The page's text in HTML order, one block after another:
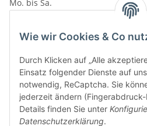
Wie wir Cookies & Co
Durch Klicken auf „Alle
Einsatz folgender Dienste auf
notwendig, ReCaptcha. Sie
jederzeit ändern
Details finden Sie unter
Datenschutzerklärung.
Mo. bis Sa.
VAPERZ Vellmar
Lange Wender 7
34246 Vellmar
Zu Google Maps
Tel.: 0561 9885 9996